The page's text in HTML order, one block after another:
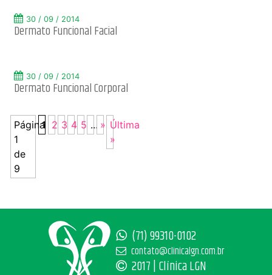
30 / 09 / 2014
Dermato Funcional Facial
30 / 09 / 2014
Dermato Funcional Corporal
Página
1
de
9
1 2 3 4 5 ... » Última
»
(71) 99310-0102
contato@clinicalgn.com.br
2017 | Clínica LGN